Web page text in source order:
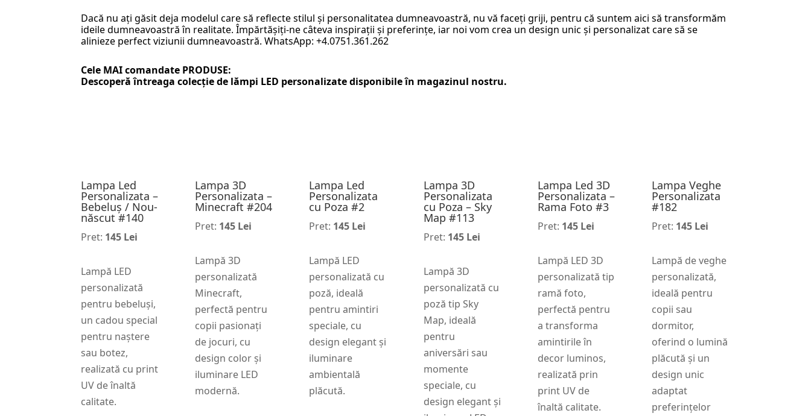
Dacă nu ați găsit deja modelul care să reflecte stilul și personalitatea dumneavoastră, nu vă faceți griji, pentru că suntem aici să transformăm
ideile dumneavoastră în realitate. Împărtășiți-ne câteva inspirații și preferințe, iar noi vom crea un design unic și personalizat care să se
alinieze perfect viziunii dumneavoastră. WhatsApp: +4.0751.361.262
Cele MAI comandate PRODUSE:
Descoperă întreaga colecție de lămpi LED personalizatedisponibile în magazinul nostru.
Lampa Led
Personalizata –
Bebeluș / Nou-
născut #140
Pret: 145 Lei
Lampă LED
personalizată
pentru bebeluși,
un cadou special
pentru naștere
sau botez,
realizată cu print
UV de înaltă
calitate.
Lampa 3D
Personalizata –
Minecraft #204
Pret: 145 Lei
Lampă 3D
personalizată
Minecraft,
perfectă pentru
copii pasionați
de jocuri, cu
design color și
iluminare LED
modernă.
Lampa Led
Personalizata
cu Poza #2
Pret: 145 Lei
Lampă LED
personalizată cu
poză, ideală
pentru amintiri
speciale, cu
design elegant și
iluminare
ambientală
plăcută.
Lampa 3D
Personalizata
cu Poza – Sky
Map #113
Pret: 145 Lei
Lampă 3D
personalizată cu
poză tip Sky
Map, ideală
pentru
aniversări sau
momente
speciale, cu
design elegant și
Lampa Led 3D
Personalizata –
Rama Foto #3
Pret: 145 Lei
Lampă LED 3D
personalizată tip
ramă foto,
perfectă pentru
a transforma
amintirile în
decor luminos,
realizată prin
print UV de
înaltă calitate.
Lampa Veghe
Personalizata
#182
Pret: 145 Lei
Lampă de veghe
personalizată,
ideală pentru
copii sau
dormitor,
oferind o lumină
plăcută și un
design unic
adaptat
preferințelor